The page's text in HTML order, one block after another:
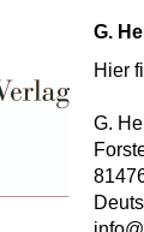
G.
Hier
G.